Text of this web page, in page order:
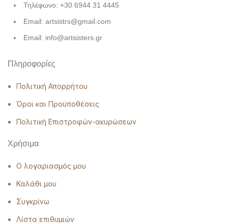
Τηλέφωνο: +30 6944 31 4445
Email: artsistrs@gmail.com
Email: info@artsisters.gr
Πληροφορίες
Πολιτική Απορρήτου
Όροι και Προϋποθέσεις
Πολιτική Επιστροφών-ακυρώσεων
Χρήσιμα
Ο λογαριασμός μου
Καλάθι μου
Συγκρίνω
Λίστα επιθυμιών